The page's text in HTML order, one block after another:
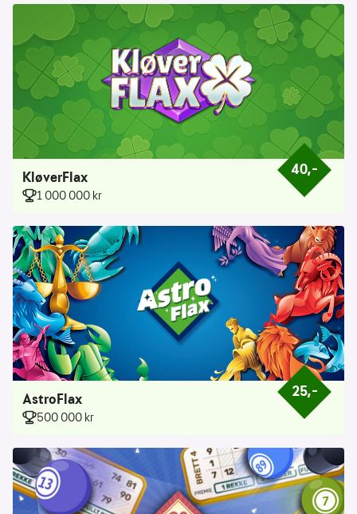
Prisen er
40,–
KløverFlax
1 000 000 kr
Prisen er
25,–
AstroFlax
500 000 kr